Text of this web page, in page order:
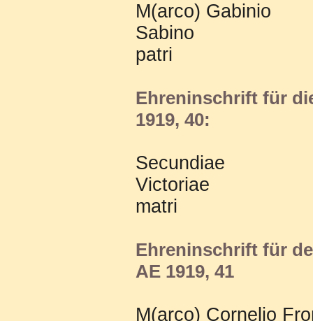
M(arco) Gabinio
Sabino
patri
Ehreninschrift für
1919, 40:
Secundiae
Victoriae
matri
Ehreninschrift für
AE 1919, 41
M(arco) Cornelio